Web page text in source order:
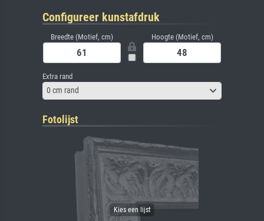
Configureer kunstafdruk
Breedte (Motief, cm) Hoogte (Motief, cm)
Extra rand
0 cm rand
Fotolijst